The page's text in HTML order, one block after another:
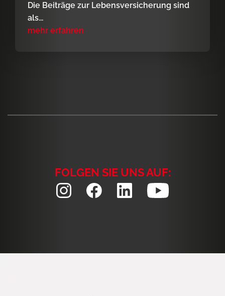
Die Beiträge zur Lebensversicherung sind
als...
mehr erfahren
FOLGEN SIE UNS AUF: